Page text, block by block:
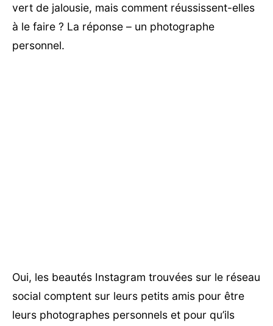
vert de jalousie, mais comment réussissent-elles
à le faire ? La réponse – un photographe
personnel.
Oui, les beautés Instagram trouvées sur le réseau
social comptent sur leurs petits amis pour être
leurs photographes personnels et pour qu’ils